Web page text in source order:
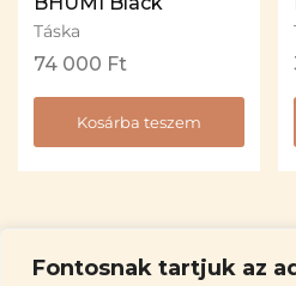
Fontosnak tartjuk az
Táska
74 000 Ft
Kosárba teszem